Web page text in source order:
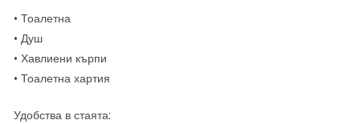
• Тоалетна
• Душ
• Хавлиени кърпи
• Тоалетна хартия
Удобства в стаята: